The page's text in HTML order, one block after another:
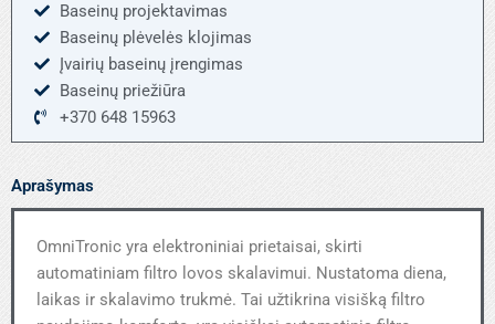
Baseinų projektavimas
Baseinų plėvelės klojimas
Įvairių baseinų įrengimas
Baseinų priežiūra
+370 648 15963
Aprašymas
OmniTronic yra elektroniniai prietaisai, skirti
automatiniam filtro lovos skalavimui. Nustatoma diena,
laikas ir skalavimo trukmė. Tai užtikrina visišką filtro